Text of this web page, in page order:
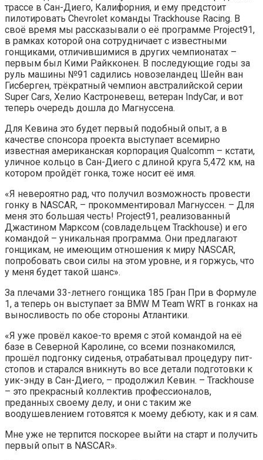
трассе в Сан-Диего, Калифорния, и ему предстоит
пилотировать Chevrolet команды Trackhouse Racing. В
своё время мы рассказывали о её программе Project91,
в рамках которой она сотрудничает с известными
гонщиками, отличившимися в других чемпионатах –
первым был Кими Райкконен. В последующие годы за
руль машины №91 садились новозеландец Шейн ван
Гисберген, трёкратный чемпион австралийской серии
Super Cars, Хелио Кастроневеш, ветеран IndyCar, и вот
теперь очередь дошла до Магнуссена.
Для Кевина это будет первый подобный опыт, а в
качестве спонсора проекта выступает всемирно
известная американская корпорация Qualcomm – кстати,
уличное кольцо в Сан-Диего с длиной круга 5,472 км, на
котором пройдёт гонка, тоже носит её имя.
«Я невероятно рад, что получил возможность провести
гонку в NASCAR, – прокомментировал Магнуссен. – Для
меня это большая честь! Project91, реализованный
Джастином Марксом (совладельцем Trackhouse) и его
командой – уникальная программа. Они предлагают
гонщикам, не имеющим отношения к миру NASCAR,
попробовать свои силы на этом уровне, и я горжусь, что
у меня будет такой шанс».
За плечами 33-летнего гонщика 185 Гран При в Формуле
1, а теперь он выступает за BMW M Team WRT в гонках на
выносливость по обе стороны Атлантики.
«Я уже провёл какое-то время с этой командой на её
базе в Северной Каролине, со всеми познакомился,
прошёл подгонку сиденья, отрабатывал процедуру пит-
стопов и старался вникнуть во все детали подготовки к
уик-энду в Сан-Диего, – продолжил Кевин. – Trackhouse
– это прекрасный коллектив профессионалов,
преданных своему делу, и они с таким же
воодушевлением готовятся к моему дебюту, как и я сам.
Мне уже не терпится поскорее выйти на старт и получить
первый опыт в NASCAR».